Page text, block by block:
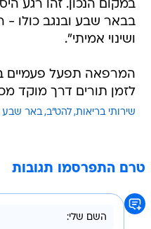
במקום הנכון. זהו רגע
בבאר שבע ובנגב כולו -
ושינוי אמיתי".
המרפאה תפעל פעמיים
לזמן תורים דרך מוקד
שירותי בריאות להט"ב באר שבע
טרם התפרסמו תגובות